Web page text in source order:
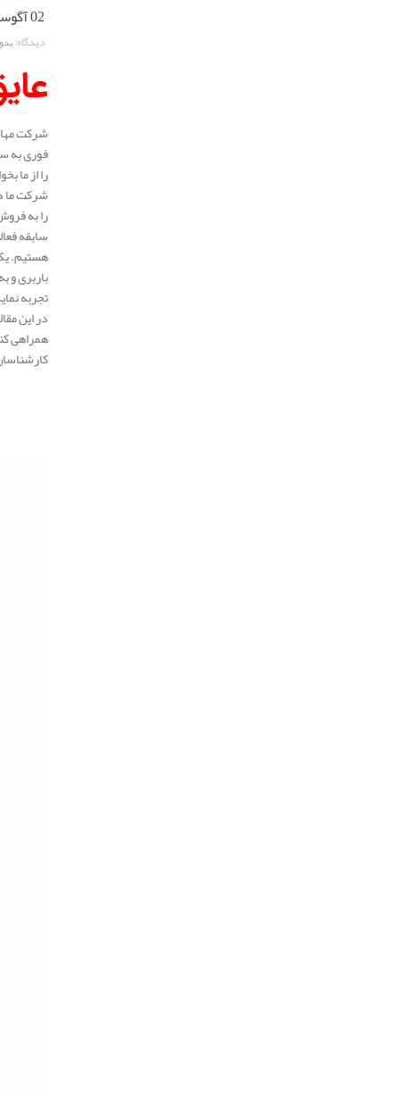
02 آگوست 2025
دیدگاه:
شرکت
فوری به
را از ما
شرکت ما
را به
هستیم.
باربری
تجربه
در این
همراهی